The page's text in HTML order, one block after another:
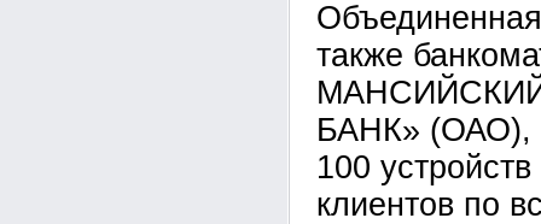
также
БАНК» (ОАО),
100
клиентов по